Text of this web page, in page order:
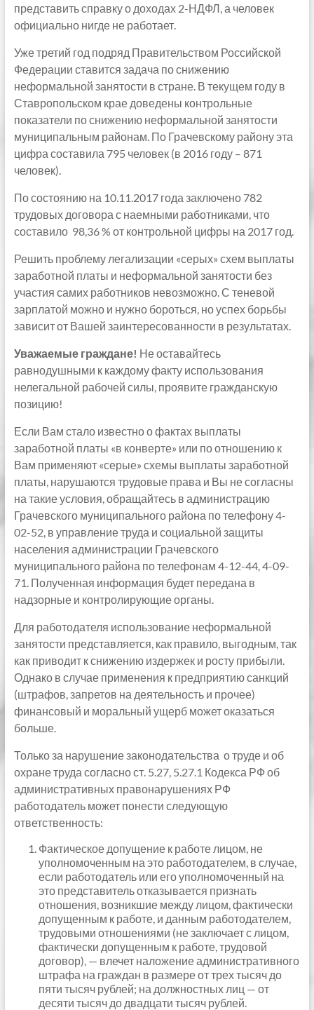
представить справку о доходах 2-НДФЛ, а человек
официально нигде не работает.
Уже третий год подряд Правительством Российской
Федерации ставится задача по снижению
неформальной занятости в стране. В текущем году в
Ставропольском крае доведены контрольные
показатели по снижению неформальной занятости
муниципальным районам. По Грачевскому району эта
цифра составила 795 человек (в 2016 году – 871
человек).
По состоянию на 10.11.2017 года заключено 782
трудовых договора с наемными работниками, что
составило 98,36 % от контрольной цифры на 2017 год.
Решить проблему легализации «серых» схем выплаты
заработной платы и неформальной занятости без
участия самих работников невозможно. С теневой
зарплатой можно и нужно бороться, но успех борьбы
зависит от Вашей заинтересованности в результатах.
Уважаемые граждане! Не оставайтесь
равнодушными к каждому факту использования
нелегальной рабочей силы, проявите гражданскую
позицию!
Если Вам стало известно о фактах выплаты
заработной платы «в конверте» или по отношению к
Вам применяют «серые» схемы выплаты заработной
платы, нарушаются трудовые права и Вы не согласны
на такие условия, обращайтесь в администрацию
Грачевского муниципального района по телефону 4-
02-52, в управление труда и социальной защиты
населения администрации Грачевского
муниципального района по телефонам 4-12-44, 4-09-
71. Полученная информация будет передана в
надзорные и контролирующие органы.
Для работодателя использование неформальной
занятости представляется, как правило, выгодным, так
как приводит к снижению издержек и росту прибыли.
Однако в случае применения к предприятию санкций
(штрафов, запретов на деятельность и прочее)
финансовый и моральный ущерб может оказаться
больше.
Только за нарушение законодательства о труде и об
охране труда согласно ст. 5.27, 5.27.1 Кодекса РФ об
административных правонарушениях РФ
работодатель может понести следующую
ответственность:
Фактическое допущение к работе лицом, не
уполномоченным на это работодателем, в случае,
если работодатель или его уполномоченный на
это представитель отказывается признать
отношения, возникшие между лицом, фактически
допущенным к работе, и данным работодателем,
трудовыми отношениями (не заключает с лицом,
фактически допущенным к работе, трудовой
договор), — влечет наложение административного
штрафа на граждан в размере от трех тысяч до
пяти тысяч рублей; на должностных лиц — от
десяти тысяч до двадцати тысяч рублей.